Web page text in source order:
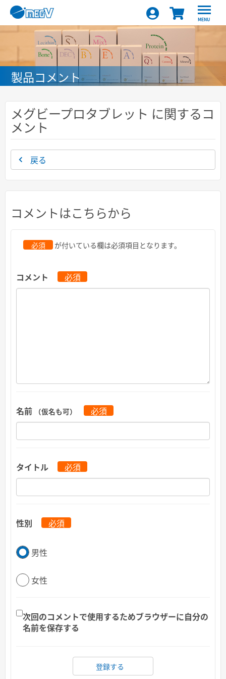
MENU
製品コメント
メグビープロタブレット に関するコ
メント
戻る
コメントはこちらから
必須 が付いている欄は必須項目となります。
コメント 必須
名前 （仮名も可） 必須
タイトル 必須
性別 必須
男性
女性
次回のコメントで使用するためブラウザーに自分の
名前を保存する